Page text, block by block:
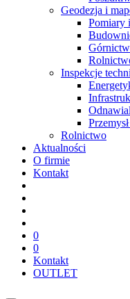
Geodezja i
Pomiary
Inspekcje
Rolnictwo
Aktualności
O firmie
Kontakt
0
0
Kontakt
OUTLET